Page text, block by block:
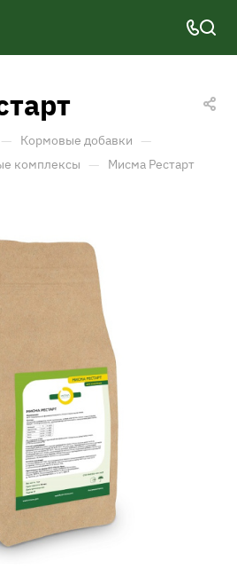
— Кормовые добавки —
комплексы — Мисма Рестарт